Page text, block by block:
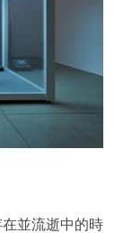
在並流逝中的時